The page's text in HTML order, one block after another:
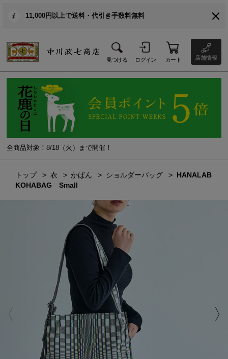
11,000円以上で送料・代引き手数料無料
見つける ログイン カート 店舗情報
全商品対象！8/18（火）まで開催！
トップ 衣 かばん ショルダーバッグ
HANALAB
KOHABAG Small